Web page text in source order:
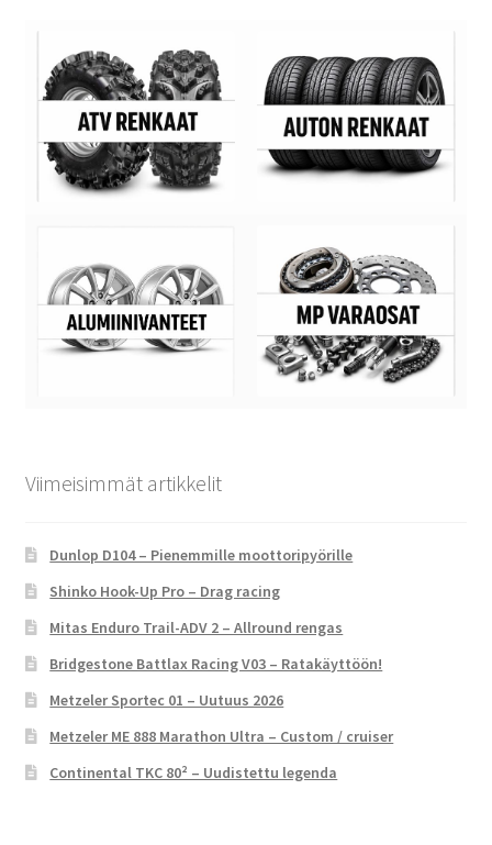
Viimeisimmät artikkelit
Dunlop D104 – Pienemmille moottoripyörille
Shinko Hook-Up Pro – Drag racing
Mitas Enduro Trail-ADV 2 – Allround rengas
Bridgestone Battlax Racing V03 – Ratakäyttöön!
Metzeler Sportec 01 – Uutuus 2026
Metzeler ME 888 Marathon Ultra – Custom / cruiser
Continental TKC 80² – Uudistettu legenda